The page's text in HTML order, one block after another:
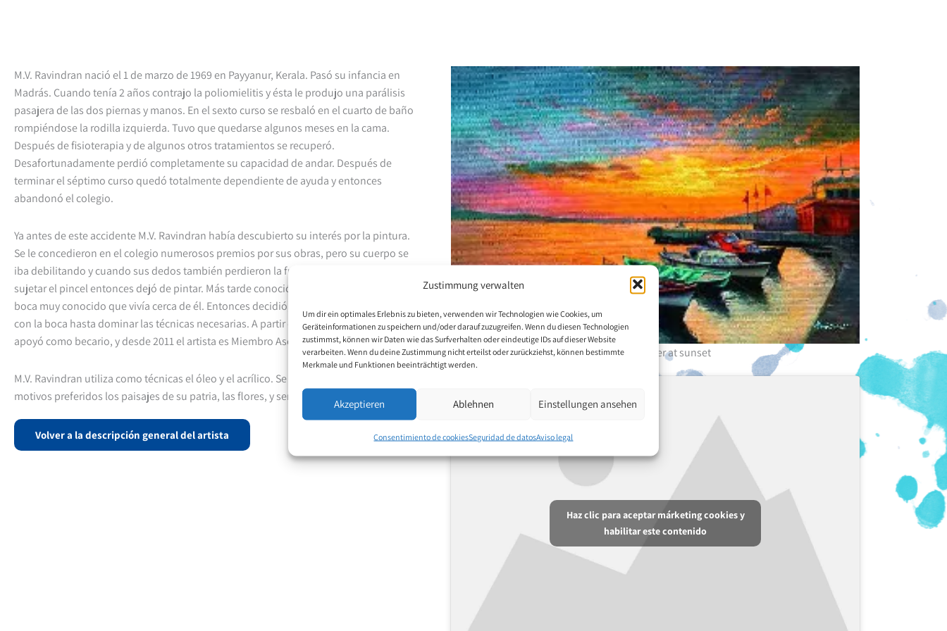
Zustimmung verwalten
Um dir ein optimales Erlebnis zu bieten, verwenden wir Technologien wie Cookies, um
Geräteinformationen zu speichern und/oder darauf zuzugreifen. Wenn du diesen Technologien
zustimmst, können wir Daten wie das Surfverhalten oder eindeutige IDs auf dieser Website
verarbeiten. Wenn du deine Zustimmung nicht erteilst oder zurückziehst, können bestimmte
Merkmale und Funktionen beeinträchtigt werden.
Akzeptieren Ablehnen Einstellungen ansehen
Consentimiento de cookiesSeguridad de datosAviso legal
M.V. Ravindran nació el 1 de marzo de 1969 en Payyanur, Kerala. Pasó su infancia en
Madrás. Cuando tenía 2 años contrajo la poliomielitis y ésta le produjo una parálisis
pasajera de las dos piernas y manos. En el sexto curso se resbaló en el cuarto de baño
rompiéndose la rodilla izquierda. Tuvo que quedarse algunos meses en la cama.
Después de fisioterapia y de algunos otros tratamientos se recuperó.
Desafortunadamente perdió completamente su capacidad de andar. Después de
terminar el séptimo curso quedó totalmente dependiente de ayuda y entonces
abandonó el colegio.
Ya antes de este accidente M.V. Ravindran había descubierto su interés por la pintura.
Se le concedieron en el colegio numerosos premios por sus obras, pero su cuerpo se
iba debilitando y cuando sus dedos también perdieron la fuerza y casi ya no podía
sujetar el pincel entonces dejó de pintar. Más tarde conoció y visitó a un pintor con la
boca muy conocido que vivía cerca de él. Entonces decidió, gracias a este artista, pintar
con la boca hasta dominar las técnicas necesarias. A partir del año 2003 la VDMFK le
apoyó como becario, y desde 2011 el artista es Miembro Asociado de la VDMFK.
M.V. Ravindran utiliza como técnicas el óleo y el acrílico. Se encuentran entre sus
motivos preferidos los paisajes de su patria, las flores, y seres humanos.
Volver a la descripción general del artista
Boats in water at sunset
Haz clic para aceptar márketing cookies y
habilitar este contenido